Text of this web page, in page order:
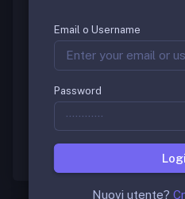
specializzarsi seguendo
approfondendo in questo
in una sottodisciplina.Per
Email o Username
Password
Nuovi utente?